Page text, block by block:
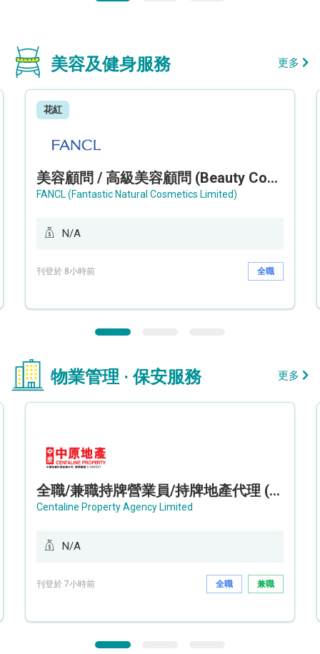
美容及健身服務 更多
花紅
美容顧問 / 高級美容顧問 (Beauty Consultant / Senior Beauty Consultant)
FANCL (Fantastic Natural Cosmetics Limited)
N/A
刊登於 8小時前 全職
物業管理 · 保安服務 更多
全職/兼職持牌營業員/持牌地產代理 (長沙灣/將軍澳/油塘)
Centaline Property Agency Limited
N/A
刊登於 7小時前 全職 兼職